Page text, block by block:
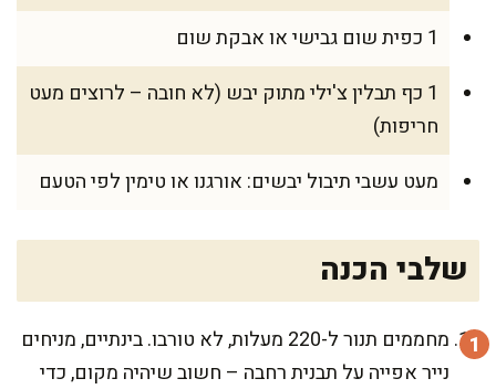
1 כפית שום גבישי או אבקת שום
1 כף תבלין צ'ילי מתוק יבש (לא חובה – לרוצים מעט
חריפות)
מעט עשבי תיבול יבשים: אורגנו או טימין לפי הטעם
שלבי הכנה
מחממים תנור ל-220 מעלות, לא טורבו. בינתיים, מניחים
נייר אפייה על תבנית רחבה – חשוב שיהיה מקום, כדי